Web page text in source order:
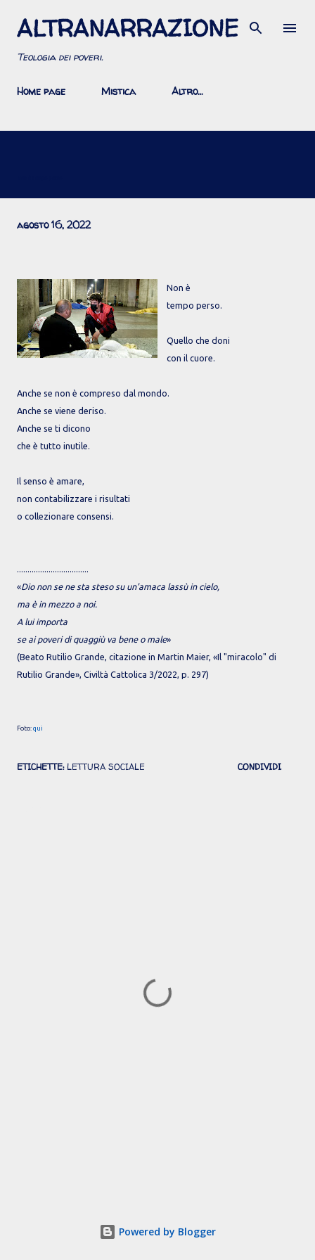
Passa ai contenuti principali
ALTRANARRAZIONE
Teologia dei poveri.
Home page Mistica Altro…
agosto 16, 2022
Non è
tempo perso.
Quello che doni
con il cuore.
Anche se non è compreso dal mondo.
Anche se viene deriso.
Anche se ti dicono
che è tutto inutile.
Il senso è amare,
non contabilizzare i risultati
o collezionare consensi.
..................................
«Dio non se ne sta steso su un'amaca lassù in cielo,
ma è in mezzo a noi.
A lui importa
se ai poveri di quaggiù va bene o male»
(Beato Rutilio Grande, citazione in Martin Maier, «Il "miracolo" di
Rutilio Grande», Civiltà Cattolica 3/2022, p. 297)
Foto: qui
ETICHETTE: LETTURA SOCIALE CONDIVIDI
Powered by Blogger